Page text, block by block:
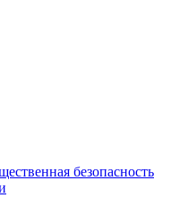
безопасность